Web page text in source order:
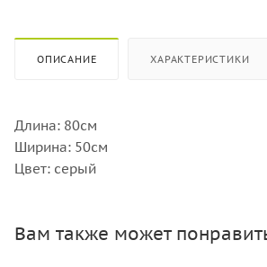
ОПИСАНИЕ ХАРАКТЕРИСТИКИ
Длина: 80см
Ширина: 50см
Цвет: серый
Вам также может